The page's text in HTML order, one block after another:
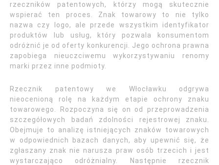
rzeczników patentowych, którzy mogą skutecznie
wspierać ten proces. Znak towarowy to nie tylko
nazwa czy logo, ale przede wszystkim identyfikator
produktów lub usług, który pozwala konsumentom
odróżnić je od oferty konkurencji. Jego ochrona prawna
zapobiega nieuczciwemu wykorzystywaniu renomy
marki przez inne podmioty.
Rzecznik patentowy we Włocławku odgrywa
nieocenioną rolę na każdym etapie ochrony znaku
towarowego. Rozpoczyna się on od przeprowadzenia
szczegółowych badań zdolności rejestrowej znaku.
Obejmuje to analizę istniejących znaków towarowych
w odpowiednich bazach danych, aby upewnić się, że
zgłaszany znak nie narusza praw osób trzecich i jest
wystarczająco odróżnialny. Następnie rzecznik